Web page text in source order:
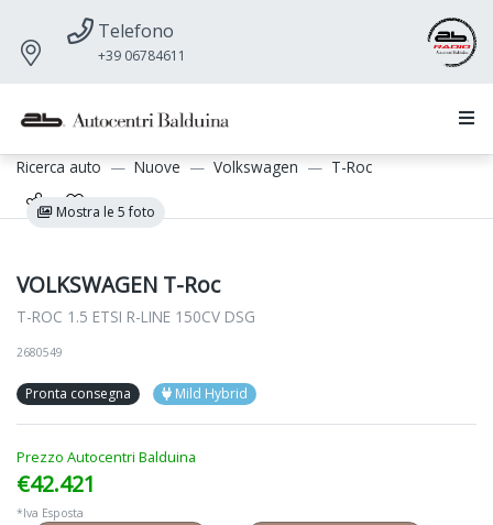
Telefono
+39 06784611
Ricerca auto Nuove Volkswagen T-Roc
Mostra le 5 foto
VOLKSWAGEN T-Roc
T-ROC 1.5 ETSI R-LINE 150CV DSG
2680549
Pronta consegna Mild Hybrid
Prezzo Autocentri Balduina
€42.421
*Iva Esposta